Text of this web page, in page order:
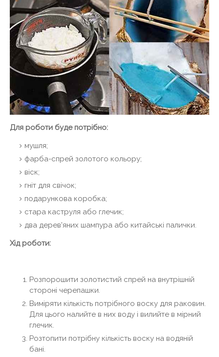
Для роботи буде потрібно:
мушля;
фарба-спрей золотого кольору;
віск;
гніт для свічок;
подарункова коробка;
стара каструля або глечик;
два дерев'яних шампура або китайські палички.
Хід роботи:
Розпорошити золотистий спрей на внутрішній
стороні черепашки.
Виміряти кількість потрібного воску для раковин.
Для цього налийте в них воду і вилийте в мірний
глечик.
Розтопити потрібну кількість воску на водяній
бані.